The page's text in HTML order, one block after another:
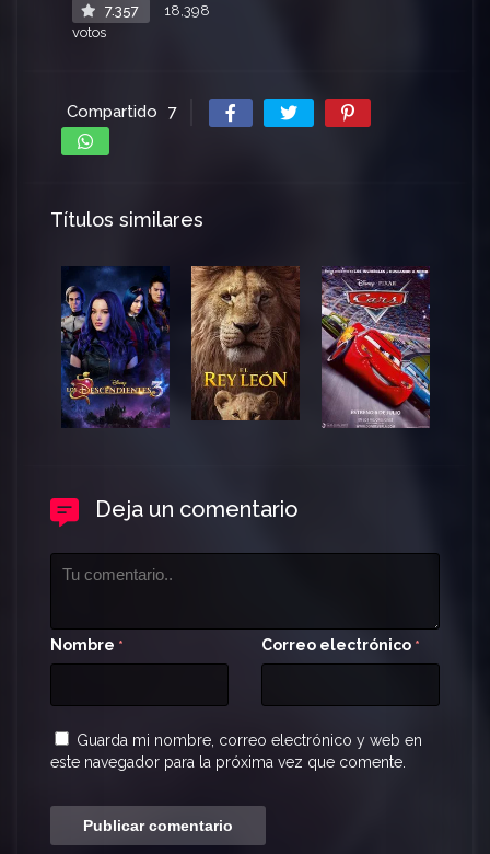
7.357
18,398
votos
Compartido 7
Títulos similares
Deja un comentario
Nombre * Correo electrónico *
Guarda mi nombre, correo electrónico y web en
este navegador para la próxima vez que comente.